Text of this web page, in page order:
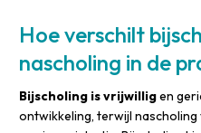
Hoe verschilt
nascholing in de
Bijscholing is vrijwilligen
ontwikkeling, terwijl